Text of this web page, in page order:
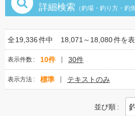
詳細検索 （釣場・釣り方・釣
全19,336件中 18,071～18,080件を
表示件数 10件 30件
表示方法 標準 テキストのみ
並び順